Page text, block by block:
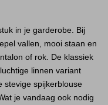
in je garderobe. Bij
vallen, mooi staan en
of rok. De klassiek
linnen variant
stevige spijkerblouse
je vandaag ook nodig